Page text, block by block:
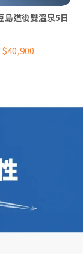
島道後雙溫泉5日